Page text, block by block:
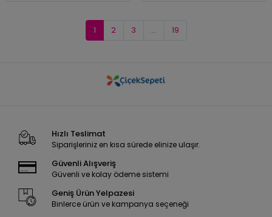
1 2 3 ... 19
Hızlı Teslimat
Siparişleriniz en kısa sürede elinize ulaşır.
Güvenli Alışveriş
Güvenli ve kolay ödeme sistemi
Geniş Ürün Yelpazesi
Binlerce ürün ve kampanya seçeneği